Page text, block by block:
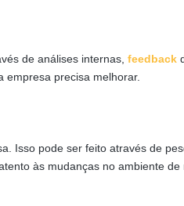
de análises internas, feedback
precisa melhorar.
Isso pode ser feito através de
às mudanças no ambiente de